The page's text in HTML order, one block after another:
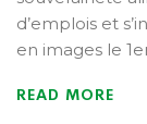
d’emplois et
en images le
READ MORE